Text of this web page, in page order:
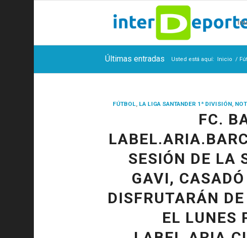
Últimas entradas Usted está aquí: Inicio /
FÚTBOL, LA LIGA SANTANDER 1ª DIVISIÓN,
FC.
SESIÓN DE LA
GAVI,
DISFRUTARÁN
EL LUNES